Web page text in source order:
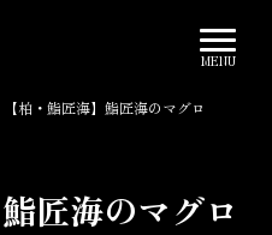
【柏・鮨匠海】鮨匠海のマグロ
匠海のマグロ